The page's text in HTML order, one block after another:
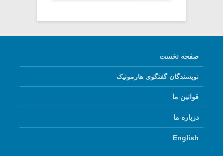
صفحه نخست
نویسندگان گفتگوی هارمونیک
قوانین ما
درباره ما
English